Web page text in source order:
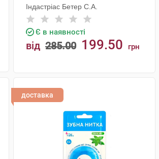
Індастріас Бетер С.А.
Є в наявності
від 285.00 199.50 грн
доставка